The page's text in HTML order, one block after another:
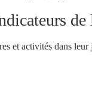
de
et activités dans